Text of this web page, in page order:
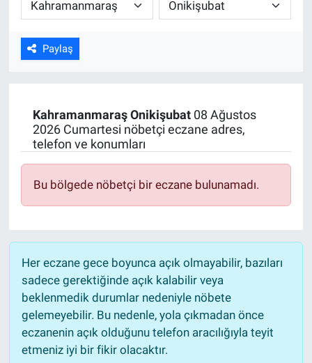
Paylaş
Kahramanmaraş Onikişubat08 Ağustos
2026 Cumartesi nöbetçi eczane adres,
telefon ve konumları
Bu bölgede nöbetçi bir eczane bulunamadı.
Her eczane gece boyunca açık olmayabilir, bazıları
sadece gerektiğinde açık kalabilir veya
beklenmedik durumlar nedeniyle nöbete
gelemeyebilir. Bu nedenle, yola çıkmadan önce
eczanenin açık olduğunu telefon aracılığıyla teyit
etmeniz iyi bir fikir olacaktır.